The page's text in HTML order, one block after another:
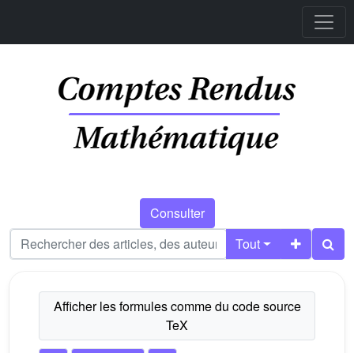
Consulter
Tout